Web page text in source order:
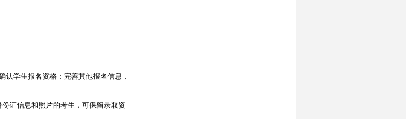
学生报名资格；完善其他报名信息，
证信息和照片的考生，可保留录取资